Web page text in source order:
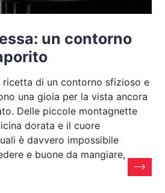
un contorno
ricetta di un contorno sfizioso e
una gioia per la vista ancora
Delle piccole montagnette
dorata e il cuore
è davvero impossibile
e buone da mangiare,